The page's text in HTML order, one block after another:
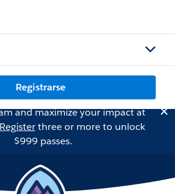
Registrarse
and maximize your impact at
Registerthree or more to unlock
$999 passes.